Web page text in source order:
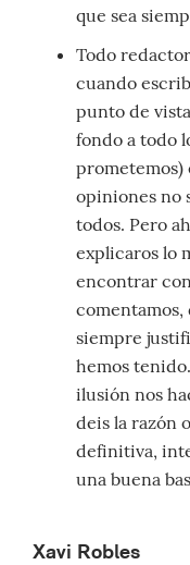
que sea
Todo
cuando
punto de
fondo a todo
prometemos)
opiniones no
todos. Pero
explicaros lo
encontrar
comentamos,
siempre
hemos
ilusión nos
deis la razón
definitiva,
una buena
Xavi Robles